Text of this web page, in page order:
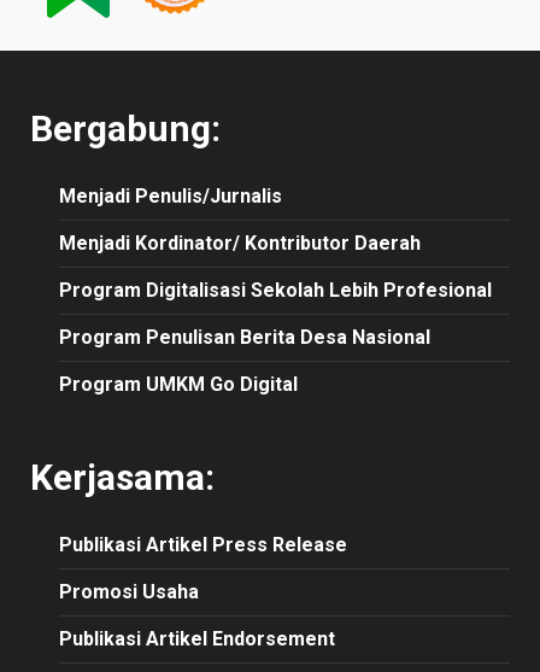
Bergabung:
Menjadi Penulis/Jurnalis
Menjadi Kordinator/ Kontributor Daerah
Program Digitalisasi Sekolah Lebih Profesional
Program Penulisan Berita Desa Nasional
Program UMKM Go Digital
Kerjasama:
Publikasi Artikel Press Release
Promosi Usaha
Publikasi Artikel Endorsement